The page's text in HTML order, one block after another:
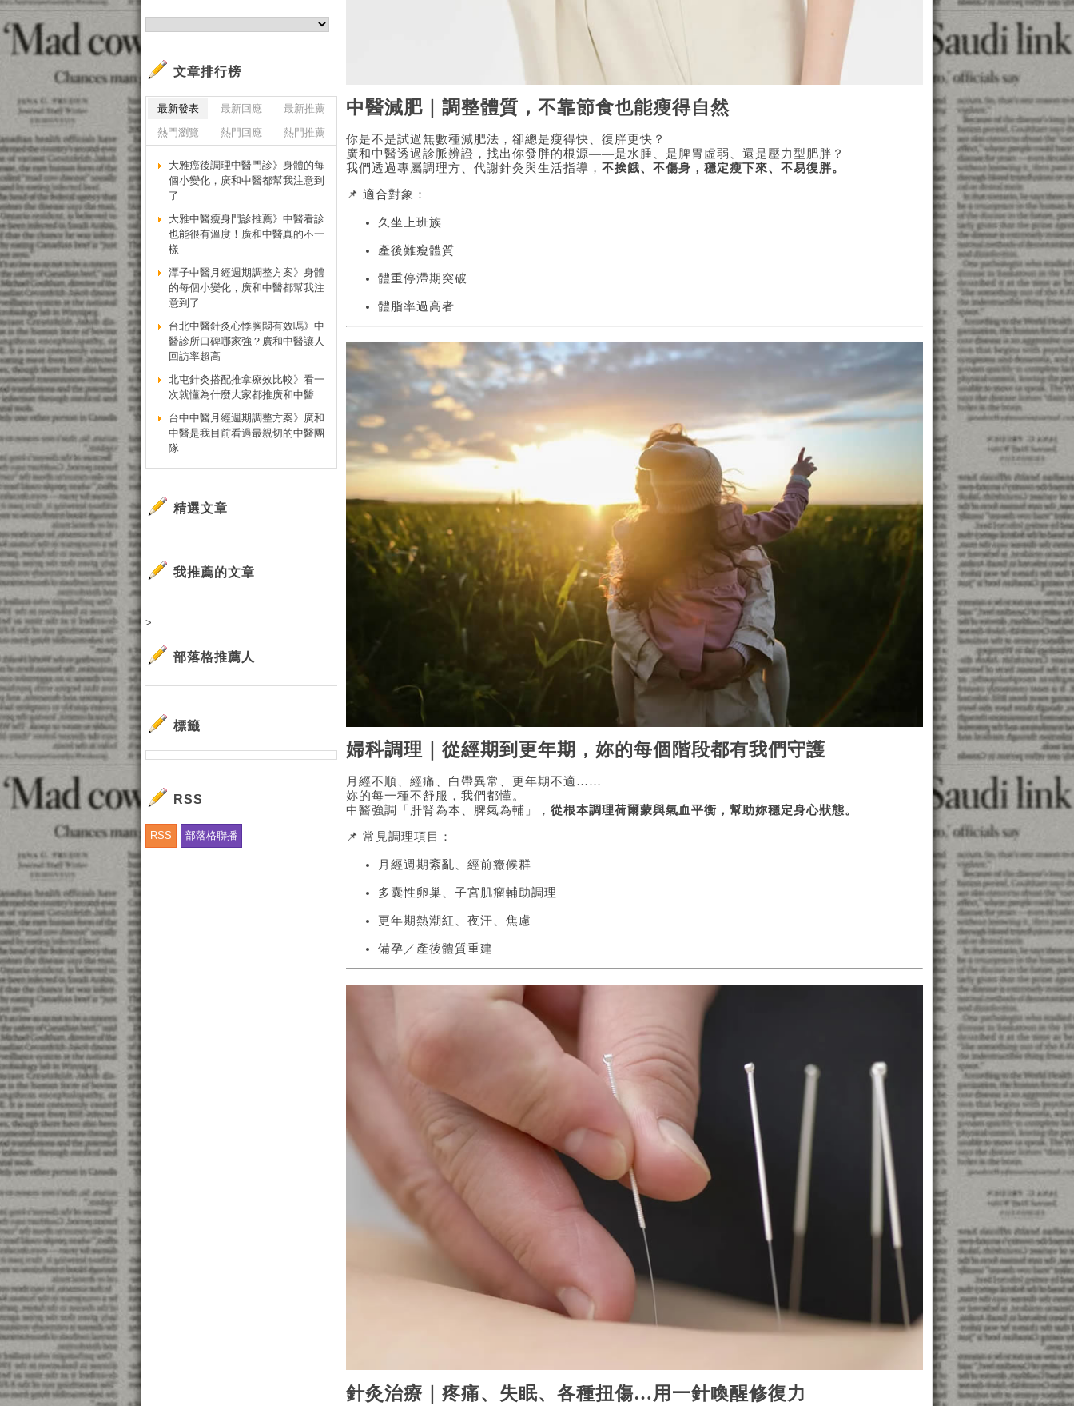
中醫減肥｜調整體質，不靠節食也能瘦得自然
你是不是試過無數種減肥法，卻總是瘦得快、復胖更快？
廣和中醫透過診脈辨證，找出你發胖的根源——是水腫、是脾胃虛弱、還是壓力型肥胖？
我們透過專屬調理方、代謝針灸與生活指導， 不挨餓、不傷身，穩定瘦下來、不易復胖。
📌 適合對象：
久坐上班族
產後難瘦體質
體重停滯期突破
體脂率過高者
婦科調理｜從經期到更年期，妳的每個階段都有我們守護
月經不順、經痛、白帶異常、更年期不適……
妳的每一種不舒服，我們都懂。
中醫強調「肝腎為本、脾氣為輔」， 從根本調理荷爾蒙與氣血平衡，幫助妳穩定身心狀態。
📌 常見調理項目：
月經週期紊亂、經前癥候群
多囊性卵巢、子宮肌瘤輔助調理
更年期熱潮紅、夜汗、焦慮
備孕／產後體質重建
針灸治療｜疼痛、失眠、各種扭傷…用一針喚醒修復力
文章排行榜
最新發表 最新回應
最新推薦
熱門瀏覽
熱門回應 熱門推薦
大雅癌後調理中醫門診》身體的每
個小變化，廣和中醫都幫我注意到
了
大雅中醫瘦身門診推薦》中醫看診
也能很有溫度！廣和中醫真的不一
樣
潭子中醫月經週期調整方案》身體
的每個小變化，廣和中醫都幫我注
意到了
台北中醫針灸心悸胸悶有效嗎》中
醫診所口碑哪家強？廣和中醫讓人
回訪率超高
北屯針灸搭配推拿療效比較》看一
次就懂為什麼大家都推廣和中醫
台中中醫月經週期調整方案》廣和
中醫是我目前看過最親切的中醫團
隊
精選文章
我推薦的文章
>
部落格推薦人
標籤
RSS
RSS 部落格聯播